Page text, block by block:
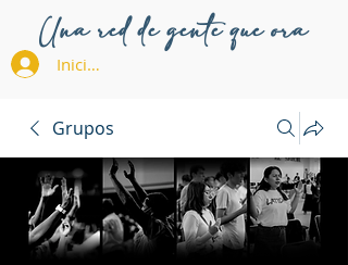
Una red de gente que ora
Iniciar sesión
Grupos